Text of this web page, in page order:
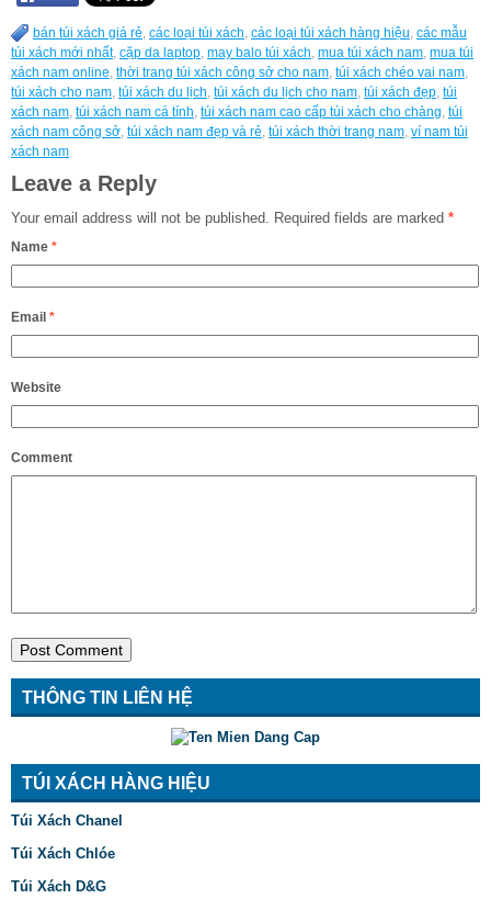
bán túi xách giá rẻ, các loại túi xách, các loại túi xách hàng hiệu, các mẫu
túi xách mới nhất, cặp da laptop, may balo túi xách, mua túi xách nam, mua túi
xách nam online, thời trang túi xách công sở cho nam, túi xách chéo vai nam,
túi xách cho nam, túi xách du lịch, túi xách du lịch cho nam, túi xách đẹp, túi
xách nam, túi xách nam cá tính, túi xách nam cao cấp túi xách cho chàng, túi
xách nam công sở, túi xách nam đẹp và rẻ, túi xách thời trang nam, ví nam túi
xách nam
Leave a Reply
Your email address will not be published. Required fields are marked *
Name *
Email *
Website
Comment
THÔNG TIN LIÊN HỆ
TÚI XÁCH HÀNG HIỆU
Túi Xách Chanel
Túi Xách Chlóe
Túi Xách D&G